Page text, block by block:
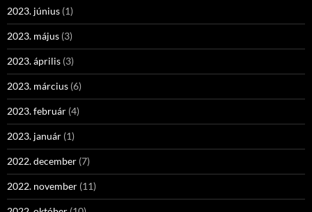
2023. június (1)
2023. május (3)
2023. április (3)
2023. március (6)
2023. február (4)
2023. január (1)
2022. december (7)
2022. november (11)